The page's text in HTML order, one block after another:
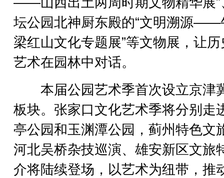
坛公园北神厨东殿的“文明溯源——
梁红山文化专题展”等文物展，让
艺术在园林中对话。
本届公园艺术季首次设立京津
板块。张家口文化艺术季将分别走
亭公园和玉渊潭公园，蓟州特色文
河北吴桥杂技巡演、雄安新区文旅
介将陆续登场，以艺术为纽带，推